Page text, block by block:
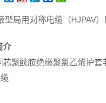
局用对称电缆（HJPAV
介
芯聚酰胺绝缘聚氯乙烯护套